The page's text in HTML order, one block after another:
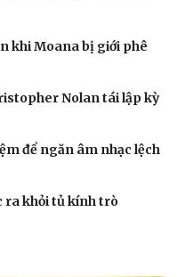
khi Moana bị giới phê
Nolan tái lập kỳ
để ngăn âm nhạc lệch
ra khỏi tủ kính trò